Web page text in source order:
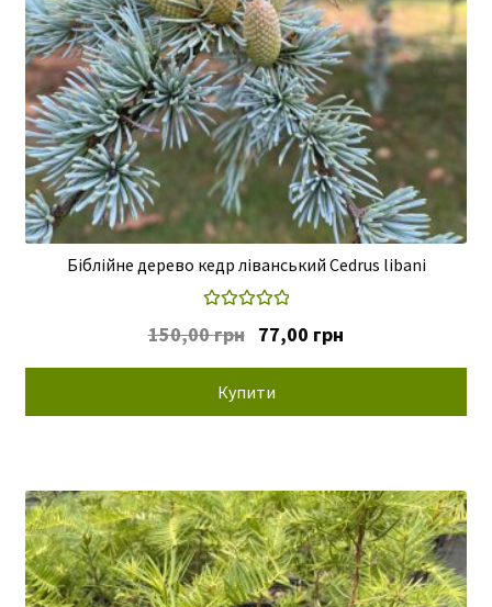
Біблійне дерево кедр ліванський Cedrus libani
5.00
з 5
150,00грн Оригінальна
150,00 грн.
77,00 грн
Купити